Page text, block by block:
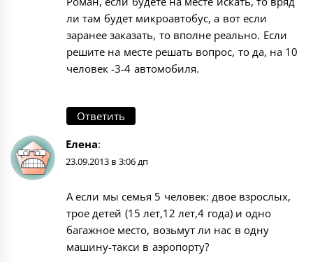
ли там будет микроавтобус, а вот если
заранее заказать, то вполне реально. Если
решите на месте решать вопрос, то да, на 10
человек -3-4 автомобиля.
Ответить
Елена:
23.09.2013 в 3:06 дп
А если мы семья 5 человек: двое взрослых,
трое детей (15 лет,12 лет,4 года) и одно
багажное место, возьмут ли нас в одну
машину-такси в аэропорту?